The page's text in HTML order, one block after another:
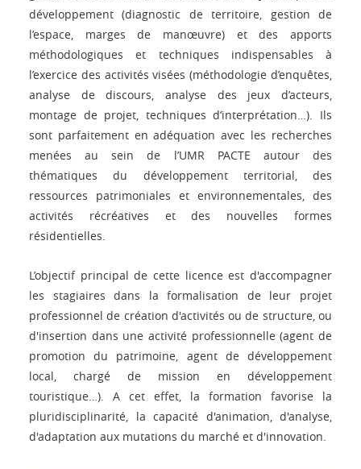
développement (diagnostic de territoire, gestion de
l’espace, marges de manœuvre) et des apports
méthodologiques et techniques indispensables à
l’exercice des activités visées (méthodologie d’enquêtes,
analyse de discours, analyse des jeux d’acteurs,
montage de projet, techniques d‘interprétation…). Ils
sont parfaitement en adéquation avec les recherches
menées au sein de l’UMR PACTE autour des
thématiques du développement territorial, des
ressources patrimoniales et environnementales, des
activités récréatives et des nouvelles formes
résidentielles.
L’objectif principal de cette licence est d'accompagner
les stagiaires dans la formalisation de leur projet
professionnel de création d'activités ou de structure, ou
d'insertion dans une activité professionnelle (agent de
promotion du patrimoine, agent de développement
local, chargé de mission en développement
touristique…). A cet effet, la formation favorise la
pluridisciplinarité, la capacité d'animation, d'analyse,
d'adaptation aux mutations du marché et d'innovation.